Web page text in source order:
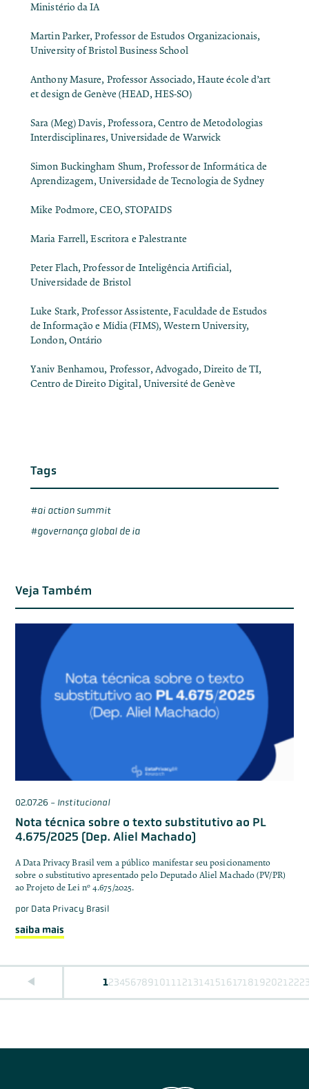
Ministério da IA
Martin Parker, Professor de Estudos Organizacionais,
University of Bristol Business School
Anthony Masure, Professor Associado, Haute école d’art
et design de Genève (HEAD, HES-SO)
Sara (Meg) Davis, Professora, Centro de Metodologias
Interdisciplinares, Universidade de Warwick
Simon Buckingham Shum, Professor de Informática de
Aprendizagem, Universidade de Tecnologia de Sydney
Mike Podmore, CEO, STOPAIDS
Maria Farrell, Escritora e Palestrante
Peter Flach, Professor de Inteligência Artificial,
Universidade de Bristol
Luke Stark, Professor Assistente, Faculdade de Estudos
de Informação e Mídia (FIMS), Western University,
London, Ontário
Yaniv Benhamou, Professor, Advogado, Direito de TI,
Centro de Direito Digital, Université de Genève
Tags
ai action summit
governança global de ia
Veja Também
02.07.26 - Institucional
Nota técnica sobre o texto substitutivo ao PL
4.675/2025 (Dep. Aliel Machado)
A Data Privacy Brasil vem a público manifestar seu posicionamento
sobre o substitutivo apresentado pelo Deputado Aliel Machado (PV/PR)
ao Projeto de Lei nº 4.675/2025.
por Data Privacy Brasil
saiba mais
1234567891011 12131415161718192021 22